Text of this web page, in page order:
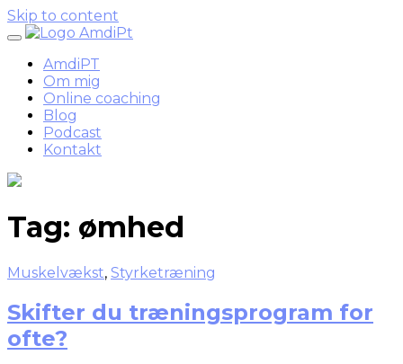
Skip to content
AmdiPT
Om mig
Online coaching
Blog
Podcast
Kontakt
Tag: ømhed
Muskelvækst, Styrketræning
Skifter du træningsprogram for
ofte?